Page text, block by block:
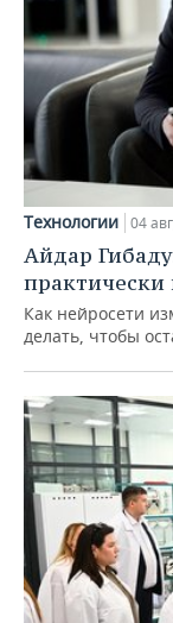
Технологии 04
Айдар
практически
Как нейросети
делать, чтобы